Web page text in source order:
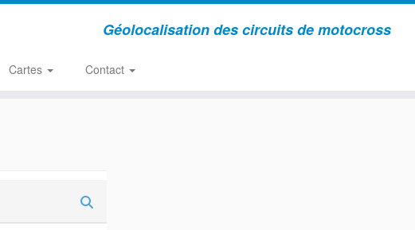
Géolocalisation des circuits de motocross
Cartes Contact